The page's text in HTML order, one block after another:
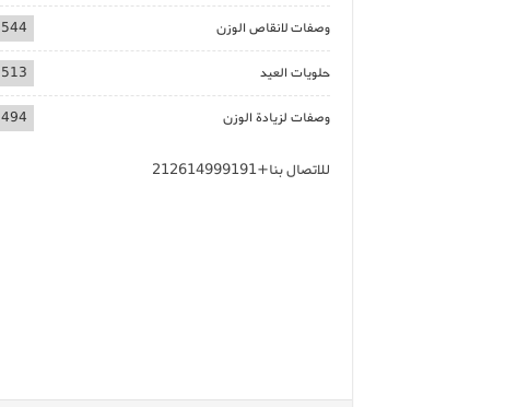
وصفات لانقاص الوزن 544
حلويات العيد 513
وصفات لزيادة الوزن 494
للاتصال بنا+212614999191